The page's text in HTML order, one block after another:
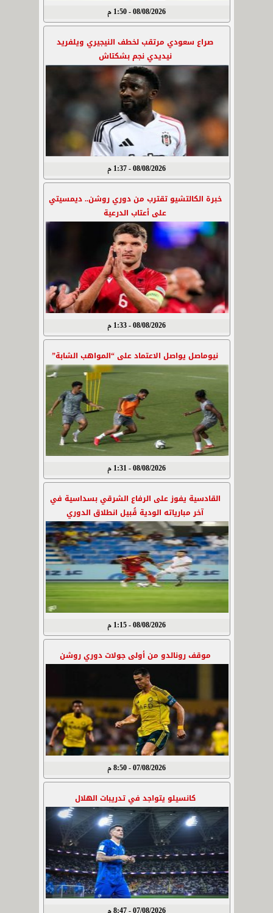
08/08/2026 - 1:50 م
صراع سعودي مرتقب لخطف النيجيري ويلفريد
نيديدي نجم بشكتاش
08/08/2026 - 1:37 م
خبرة الكالتشيو تقترب من دوري روشن.. ديمسيتي
على أعتاب الدرعية
08/08/2026 - 1:33 م
نيوماصل يواصل الاعتماد على “المواهب الشابة”
08/08/2026 - 1:31 م
القادسية يفوز على الرفاع الشرقي بسداسية في
آخر مبارياته الودية قُبيل انطلاق الدوري
08/08/2026 - 1:15 م
موقف رونالدو من أولى جولات دوري روشن
07/08/2026 - 8:50 م
كانسيلو يتواجد في تدريبات الهلال